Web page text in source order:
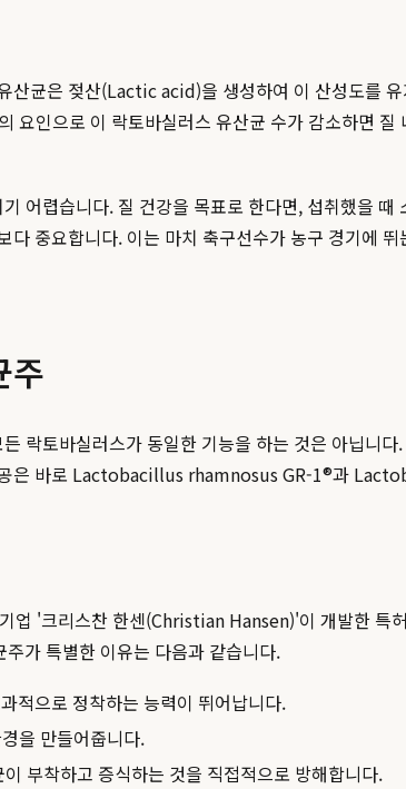
균은 젖산(Lactic acid)을 생성하여 이 산성도를
인으로 이 락토바실러스 유산균 수가 감소하면
어렵습니다. 질 건강을 목표로 한다면, 섭취했을
다 중요합니다. 이는 마치 축구선수가 농구 경기에
주
토바실러스가 동일한 기능을 하는 것은 아닙니
공은 바로 Lactobacillus rhamnosus GR-1®과
크리스찬 한센(Christian Hansen)'이 개발한 특
가 특별한 이유는 다음과 같습니다.
적으로 정착하는 능력이 뛰어납니다.
을 만들어줍니다.
부착하고 증식하는 것을 직접적으로 방해합니다.